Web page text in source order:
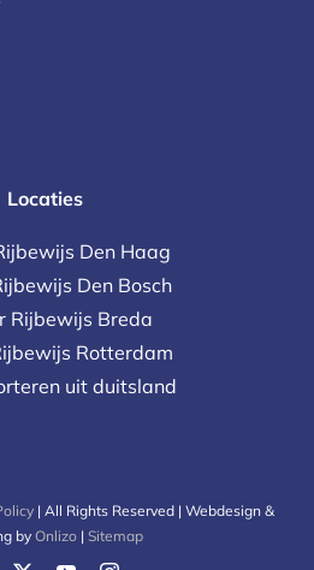
Locaties
Den Haag
Den Bosch
Rijbewijs Breda
Rotterdam
uit duitsland
| All Rights Reserved | Webdesign &
by Onlizo | Sitemap